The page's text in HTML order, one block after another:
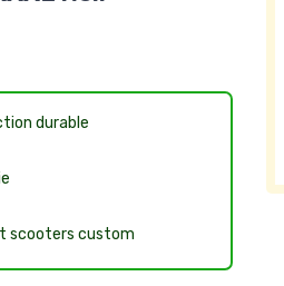
durable
scooters custom